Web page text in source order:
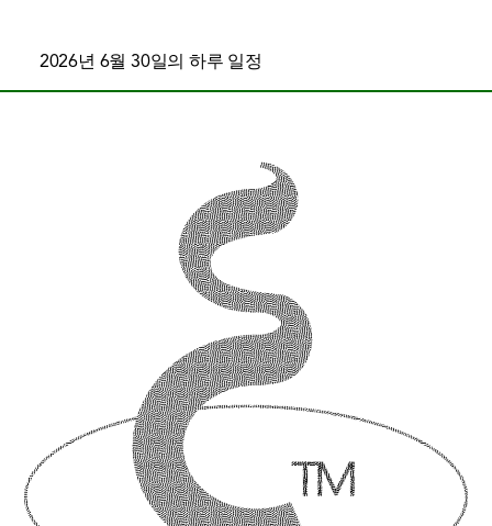
2026년 6월 30일의 하루 일정